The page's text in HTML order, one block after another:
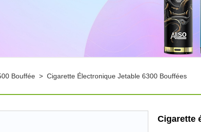
Bouffée > Cigarette Électronique Jetable 6300 Bouffées
Cigarette